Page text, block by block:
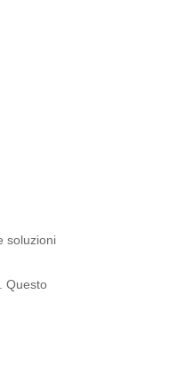
soluzioni
Questo